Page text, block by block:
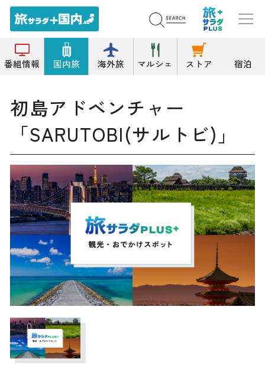
番組情報 国内旅 海外旅 マルシェ ストア 宿泊
トップ
その他のレジャー/アウトドア施設
初島アドベンチャー「SARUTOBI(サルトビ)」
初島アドベンチャー
「SARUTOBI(サルトビ)」